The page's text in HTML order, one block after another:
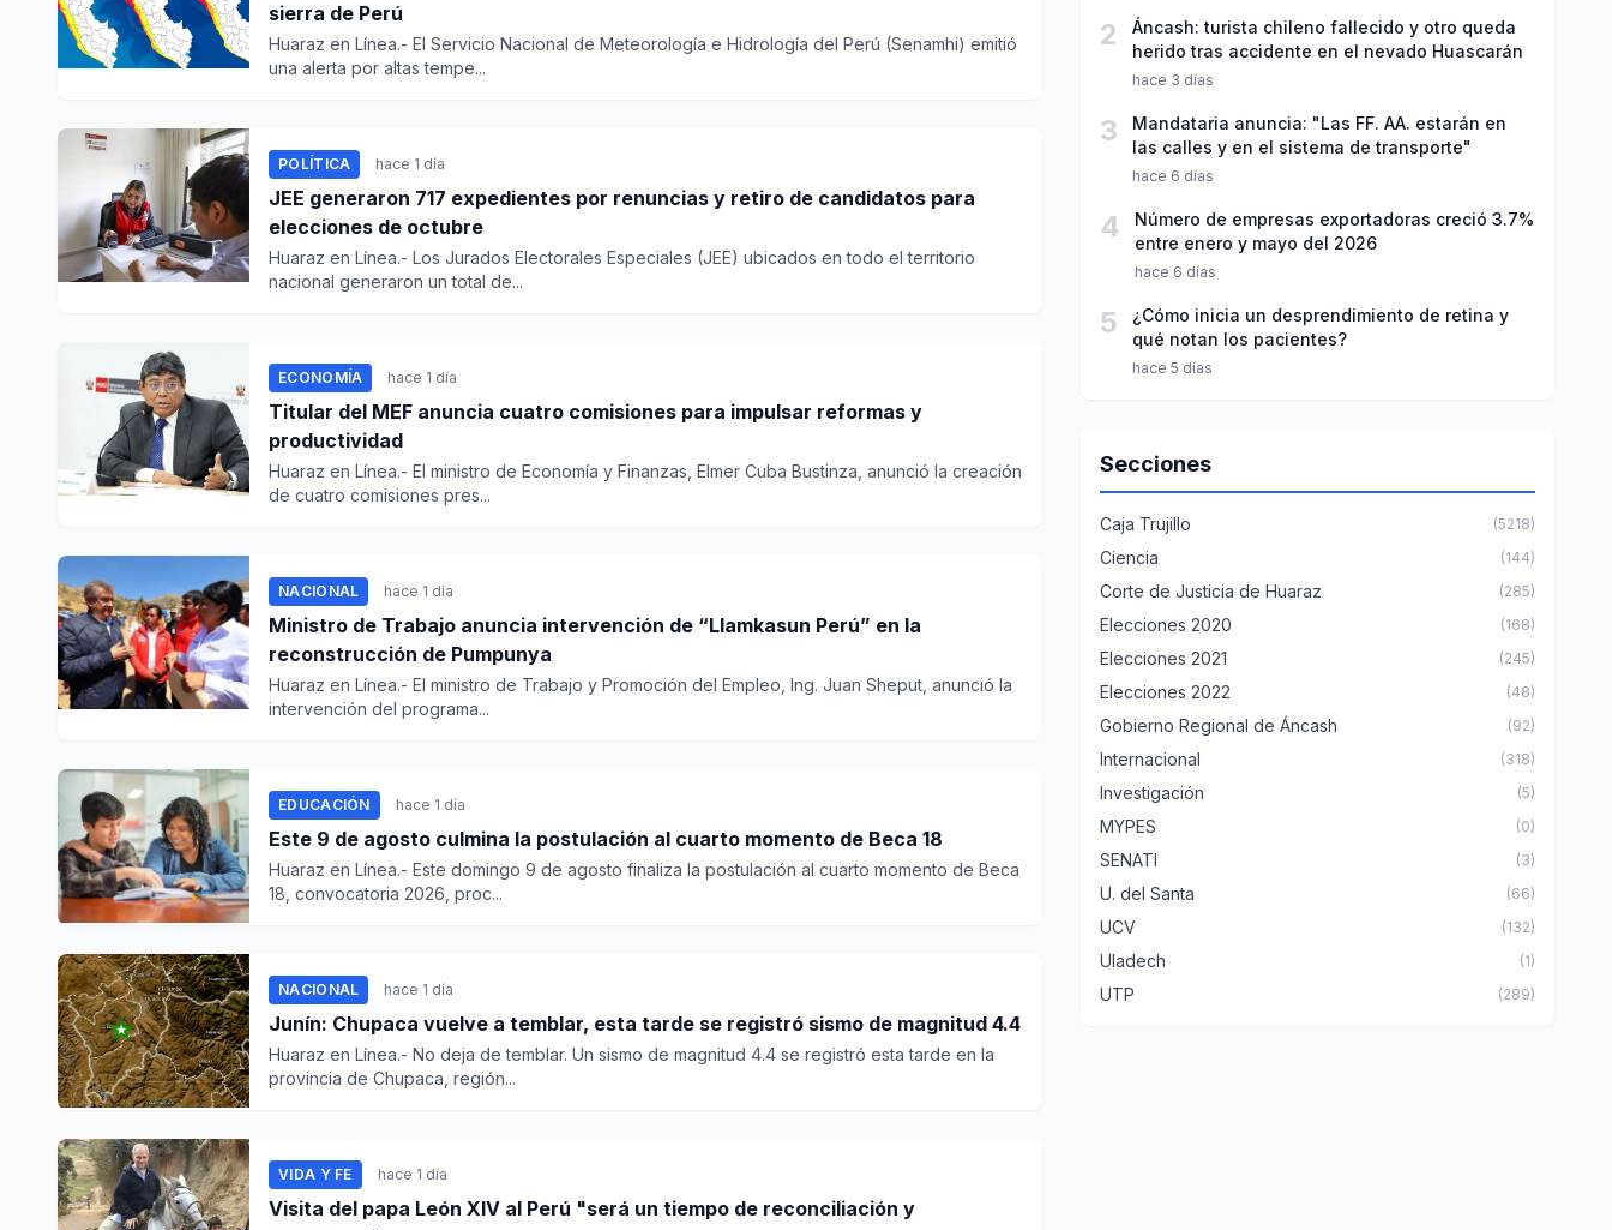
sierra de Perú
Huaraz en Línea.- El Servicio Nacional de Meteorología e Hidrología del Perú (Senamhi) emitió
una alerta por altas tempe...
POLÍTICA hace 1 día
JEE generaron 717 expedientes por renuncias y retiro de candidatos para
elecciones de octubre
Huaraz en Línea.- Los Jurados Electorales Especiales (JEE) ubicados en todo el territorio
nacional generaron un total de...
ECONOMÍA hace 1 día
Titular del MEF anuncia cuatro comisiones para impulsar reformas y
productividad
Huaraz en Línea.- El ministro de Economía y Finanzas, Elmer Cuba Bustinza, anunció la creación
de cuatro comisiones pres...
NACIONAL hace 1 día
Ministro de Trabajo anuncia intervención de “Llamkasun Perú” en la
reconstrucción de Pumpunya
Huaraz en Línea.- El ministro de Trabajo y Promoción del Empleo, Ing. Juan Sheput, anunció la
intervención del programa...
EDUCACIÓN hace 1 día
Este 9 de agosto culmina la postulación al cuarto momento de Beca 18
Huaraz en Línea.- Este domingo 9 de agosto finaliza la postulación al cuarto momento de Beca
18, convocatoria 2026, proc...
NACIONAL hace 1 día
Junín: Chupaca vuelve a temblar, esta tarde se registró sismo de magnitud 4.4
Huaraz en Línea.- No deja de temblar. Un sismo de magnitud 4.4 se registró esta tarde en la
provincia de Chupaca, región...
VIDA Y FE hace 1 día
Visita del papa León XIV al Perú "será un tiempo de reconciliación y
2
Áncash: turista chileno fallecido y otro queda
herido tras accidente en el nevado Huascarán
hace 3 días
3
Mandataria anuncia: "Las FF. AA. estarán en
las calles y en el sistema de transporte"
hace 6 días
4
Número de empresas exportadoras creció 3.7%
entre enero y mayo del 2026
hace 6 días
5
¿Cómo inicia un desprendimiento de retina y
qué notan los pacientes?
hace 5 días
Secciones
Caja Trujillo (5218)
Ciencia (144)
Corte de Justicia de Huaraz (285)
Elecciones 2020 (168)
Elecciones 2021 (245)
Elecciones 2022 (48)
Gobierno Regional de Áncash (92)
Internacional (318)
Investigación (5)
MYPES (0)
SENATI (3)
U. del Santa (66)
UCV (132)
Uladech (1)
UTP (289)